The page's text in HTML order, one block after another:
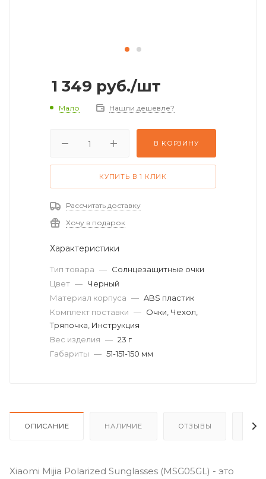
1 349 руб./шт
Мало Нашли дешевле?
В КОРЗИНУ
КУПИТЬ В 1 КЛИК
Рассчитать доставку
Хочу в подарок
Характеристики
Тип товара — Солнцезащитные очки
Цвет — Черный
Материал корпуса — ABS пластик
Комплект поставки — Очки, Чехол,
Тряпочка, Инструкция
Вес изделия — 23 г
Габариты — 51-151-150 мм
ОПИСАНИЕ НАЛИЧИЕ ОТЗЫВЫ
Xiaomi Mijia Polarized Sunglasses (MSG05GL) - это